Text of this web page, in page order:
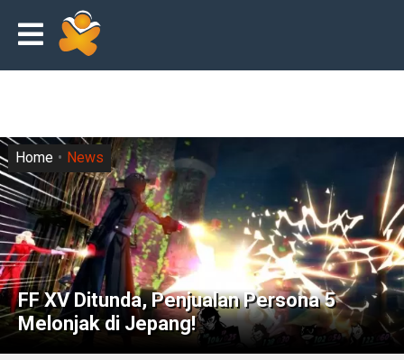
FF XV Ditunda, Penjualan Persona 5
Melonjak di Jepang!
Home News